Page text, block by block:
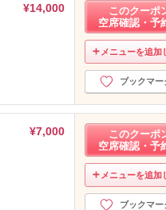
¥14,000
このクーポ
空席確認・予
メニューを追加
ブックマー
¥7,000
このクーポ
空席確認・予
メニューを追加
ブックマー